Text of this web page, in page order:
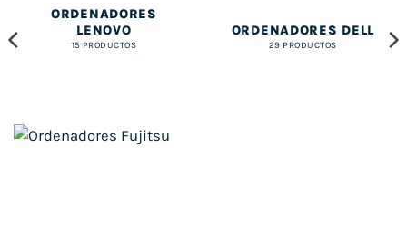
ORDENADORES
LENOVO
15 PRODUCTOS
ORDENADORES DELL
29 PRODUCTOS